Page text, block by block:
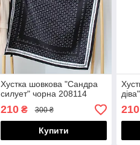
Хустка шовкова "Сандра
силует" чорна 208114
210₴ 300 ₴
Купити
210